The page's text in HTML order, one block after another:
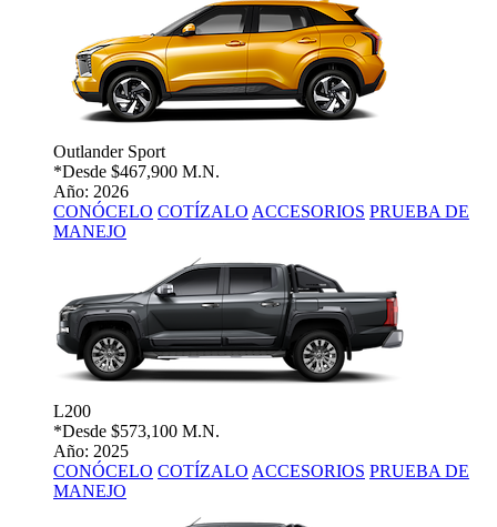
Outlander Sport
*Desde $467,900 M.N.
Año: 2026
CONÓCELO COTÍZALO ACCESORIOS PRUEBA DE
MANEJO
L200
*Desde $573,100 M.N.
Año: 2025
CONÓCELO COTÍZALO ACCESORIOS PRUEBA DE
MANEJO